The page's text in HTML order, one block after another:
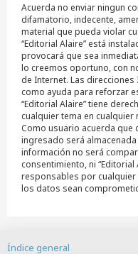
Acuerda no enviar ningun
difamatorio, indecente,
material que pueda violar
“Editorial Alaire” está
provocará que sea
lo creemos oportuno, con
de Internet. Las
como ayuda para reforzar
“Editorial Alaire” tiene
cualquier tema en
Como usuario acuerda que
ingresado será
información no será
consentimiento, ni
responsables por cualquier
los datos sean
Índice general